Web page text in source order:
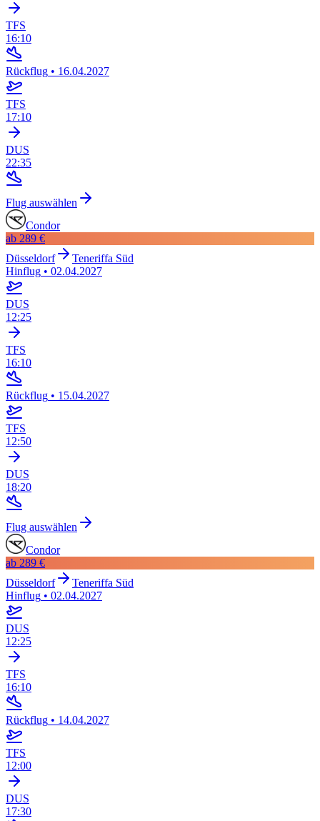
TFS
16:10
Rückflug • 16.04.2027
TFS
17:10
DUS
22:35
Flug auswählen
Condor
ab 289 €
Düsseldorf
Teneriffa Süd
Hinflug • 02.04.2027
DUS
12:25
TFS
16:10
Rückflug • 15.04.2027
TFS
12:50
DUS
18:20
Flug auswählen
Condor
ab 289 €
Düsseldorf
Teneriffa Süd
Hinflug • 02.04.2027
DUS
12:25
TFS
16:10
Rückflug • 14.04.2027
TFS
12:00
DUS
17:30